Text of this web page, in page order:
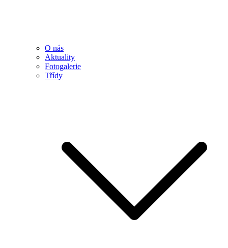
O nás
Aktuality
Fotogalerie
Třídy